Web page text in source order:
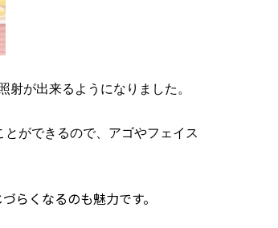
が出来るようになりました。
ができるので、アゴやフェイス
らくなるのも魅力です。